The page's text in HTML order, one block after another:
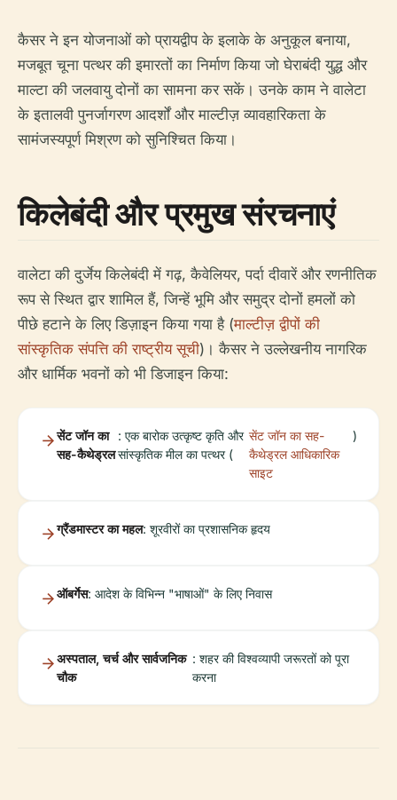
कैसर ने इन योजनाओं को प्रायद्वीप के इलाके के अनुकूल बनाया,
मजबूत चूना पत्थर की इमारतों का निर्माण किया जो घेराबंदी युद्ध और
माल्टा की जलवायु दोनों का सामना कर सकें। उनके काम ने वालेटा
के इतालवी पुनर्जागरण आदर्शों और माल्टीज़ व्यावहारिकता के
सामंजस्यपूर्ण मिश्रण को सुनिश्चित किया।
किलेबंदी और प्रमुख संरचनाएं
वालेटा की दुर्जेय किलेबंदी में गढ़, कैवेलियर, पर्दा दीवारें और रणनीतिक
रूप से स्थित द्वार शामिल हैं, जिन्हें भूमि और समुद्र दोनों हमलों को
पीछे हटाने के लिए डिज़ाइन किया गया है (माल्टीज़ द्वीपों की
सांस्कृतिक संपत्ति की राष्ट्रीय सूची)। कैसर ने उल्लेखनीय नागरिक
और धार्मिक भवनों को भी डिजाइन किया:
सेंट जॉन का
सह-कैथेड्रल
: एक बारोक उत्कृष्ट कृति और
सांस्कृतिक मील का पत्थर (
सेंट जॉन का सह-
कैथेड्रल आधिकारिक
साइट
)
ग्रैंडमास्टर का महल: शूरवीरों का प्रशासनिक हृदय
ऑबर्गेस: आदेश के विभिन्न "भाषाओं" के लिए निवास
अस्पताल, चर्च और सार्वजनिक
चौक
: शहर की विश्वव्यापी जरूरतों को पूरा
करना